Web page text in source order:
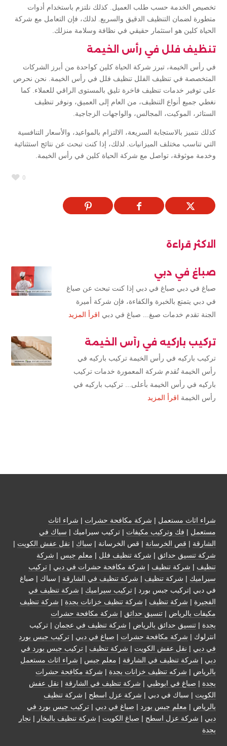
تخصيص الخدمة حسب طلب العميل. كذلك نلتزم باستخدام أدوات
متطورة لضمان التنظيف الدقيق والسريع. لذلك، فإن التعامل مع شركة
الحياة كلين هو استثمار حقيقي في نظافة وسلامة منزلك.
تنظيف فلل في رأس الخيمة
في رأس الخيمة، تبرز شركة الحياة كلين كواحدة من أبرز الشركات
المتخصصة في تنظيف الفلل تنظيف فلل في رأس الخيمة. نحن نحرص
على توفير خدمات تنظيف فاخرة تليق بالمستوى الراقي للعملاء. كما
نغطي جميع أنواع التنظيف، من العام إلى العميق، ونوفر تنظيف
الستائر، الموكيت، المجالس، والواجهات الزجاجية.
كذلك نتميز بالاستجابة السريعة، الالتزام بالمواعيد، والأسعار التنافسية
التي تناسب مختلف الميزانيات. لذلك، إذا كنت تبحث عن نتائج استثنائية
وخدمة موثوقة، تواصل مع شركة الحياة كلين في رأس الخيمة.
0
الاكثر قراءة
صباغ في دبي
صباغ في دبي صباغ في دبي إذا كنت تبحث عن صباغ
في دبي يتمتع بالخبرة والكفاءة، فإن شركة أميرة
الجنة تقدم خدمات صبغ... صباغ في دبي اقرأ المزيد
تركيب باركيه في رأس الخيمة
تركيب باركيه في رأس الخيمة تركيب باركيه في
رأس الخيمة تُقدم شركة المعمورة خدمات تركيب
باركيه في رأس الخيمة بأعلى... تركيب باركيه في
رأس الخيمة اقرأ المزيد
شراء اثاث مستعمل | شركة مكافحة حشرات | شراء اثاث
مستعمل | فك وتركيب مكيفات | تركيب سيراميك | سباك في
الشارقة | قص الخرسانة | قص الخرسانة | سباك | نقل عفش الكويت |
شركة تنسيق حدائق | شركة تنظيف فلل | معلم جبس | شركة
تنظيف | شركة تنظيف | شركة مكافحة حشرات في دبي | تركيب
سيراميك | شركة تنظيف | شركة تنظيف في الشارقة | سباك | صباغ
في دبي |تركيب جبس بورد | تركيب سيراميك | شركة تنظيف في
الفجيرة | شركة تنظيف | شركة تنظيف خزانات بجدة | شركة تنظيف
مكيفات بالرياض | تنسيق حدائق | شركة مكافحة حشرات
بجدة | تنسيق حدائق بالرياض | شركة تنظيف في عجمان | تركيب
انترلوك | شركة مكافحة حشرات | صباغ في دبي | تركيب جبس بورد
في دبي | نقل عفش الكويت | شركة تنظيف | تركيب جبس بورد في
دبي | شركة تنظيف في الشارقة | معلم جبس | شراء اثاث مستعمل
بالرياض | شركه تنظيف خزانات بجدة | شركة مكافحة حشرات
بجدة | صباغ في ابوظبي | شركة تنظيف في الشارقة | نقل عفش
الكويت | سباك في دبي | شركة عزل اسطح | شركة تنظيف
بالرياض | معلم جبس بورد | صباغ في دبي | تركيب جبس بورد في
دبي | شركة عزل اسطح | صباغ الكويت | شركة تنظيف بالبخار | نجار
بجدة